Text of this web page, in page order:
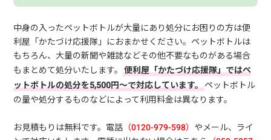
中身の入ったペットボトルが大量にあり処分にお困りの方は便
利屋「かたづけ応援隊」におまかせください。ペットボトルは
もちろん、大量の新聞や雑誌などその他不要なものがある場合
もまとめて処分いたします。便利屋「かたづけ応援隊」ではペ
ットボトルの処分を5,500円～で対応しています。ペットボトル
の量や処分するものなどによって利用料金は異なります。
お見積もりは無料です。電話 （0120-979-598） やメール、ライ